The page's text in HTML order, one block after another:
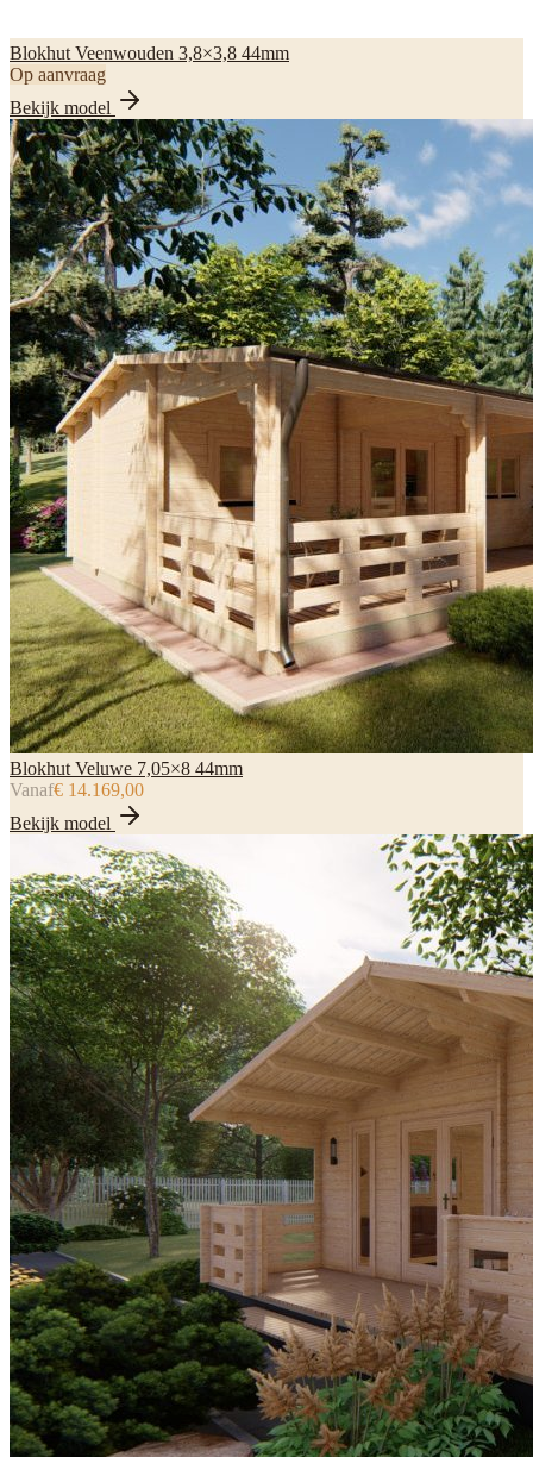
Blokhut Veenwouden 3,8×3,8 44mm
Op aanvraag
Bekijk model
Blokhut Veluwe 7,05×8 44mm
Vanaf€ 14.169,00
Bekijk model